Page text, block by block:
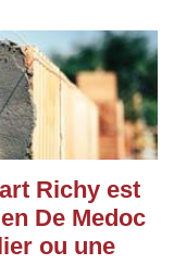
Richy est
De Medoc
ou une